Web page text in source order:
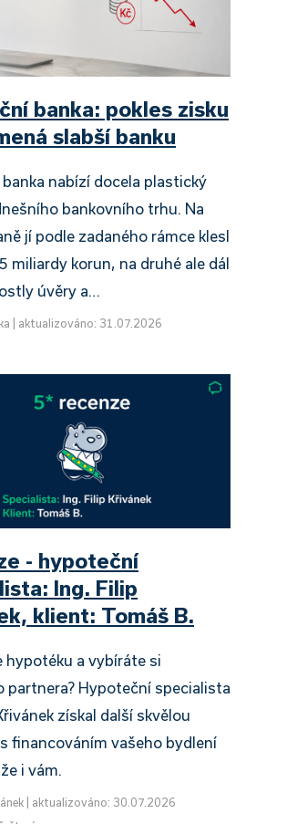
banka: pokles zisku
slabší banku
banka nabízí docela plastický
bankovního trhu. Na
jí podle zadaného rámce klesl
miliardy korun, na druhé ale dál
úvěry a…
aktualizováno: 31.07.2026
- hypoteční
Ing. Filip
klient: Tomáš B.
hypotéku a vybíráte si
partnera? Hypoteční specialista
získal další skvělou
financováním vašeho bydlení
i vám.
aktualizováno: 30.07.2026